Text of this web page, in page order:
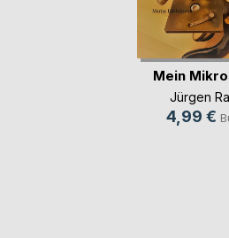
Mein
Jürgen
4,99 €